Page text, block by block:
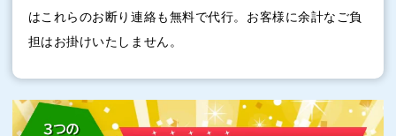
はこれらのお断り連絡も無料で代行。お客様に余計なご負
担はお掛けいたしません。